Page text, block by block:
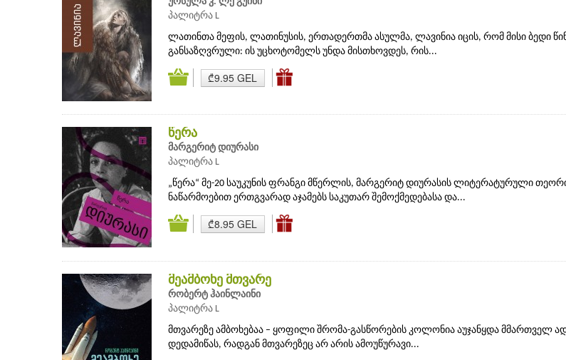
პალიტრა L
ლათინთა მეფის, ლათინუსის, ერთადერთმა ასულმა, ლავინია იცის, რომ მისი ბედი
განსაზღვრული: ის უცხოტომელს უნდა მისთხოვდეს, რის...
₾9.95 GEL
წერა
მარგერიტ დიურასი
პალიტრა L
„წერა“ მე-20 საუკუნის ფრანგი მწერლის, მარგერიტ დიურასის ლიტერატურული
ნაწარმოებით ერთგვარად აჯამებს საკუთარ შემოქმედებასა და...
₾8.95 GEL
მეამბოხე მთვარე
რობერტ ჰაინლაინი
პალიტრა L
მთვარეზე ამბოხებაა – ყოფილი შრომა-გასწორების კოლონია აუჯანყდა მმართველ
დედამიწას, რადგან მთვარეზეც არ არის ამოუწურავი...